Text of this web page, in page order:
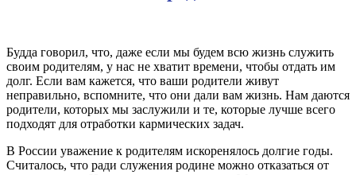
Будда говорил, что, даже если мы будем всю жизнь служить
своим родителям, у нас не хватит времени, чтобы отдать им
долг. Если вам кажется, что ваши родители живут
неправильно, вспомните, что они дали вам жизнь. Нам даются
родители, которых мы заслужили и те, которые лучше всего
подходят для отработки кармических задач.
В России уважение к родителям искоренялось долгие годы.
Считалось, что ради служения родине можно отказаться от